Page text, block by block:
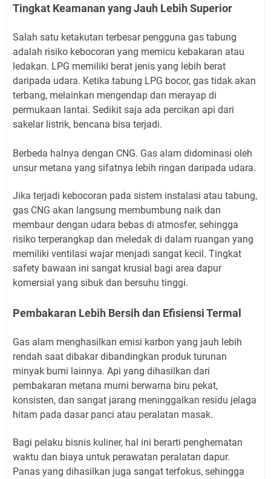
Tingkat Keamanan yang Jauh Lebih Superior
Salah satu ketakutan terbesar pengguna gas tabung
adalah risiko kebocoran yang memicu kebakaran atau
ledakan. LPG memiliki berat jenis yang lebih berat
daripada udara. Ketika tabung LPG bocor, gas tidak akan
terbang, melainkan mengendap dan merayap di
permukaan lantai. Sedikit saja ada percikan api dari
sakelar listrik, bencana bisa terjadi.
Berbeda halnya dengan CNG. Gas alam didominasi oleh
unsur metana yang sifatnya lebih ringan daripada udara.
Jika terjadi kebocoran pada sistem instalasi atau tabung,
gas CNG akan langsung membumbung naik dan
membaur dengan udara bebas di atmosfer, sehingga
risiko terperangkap dan meledak di dalam ruangan yang
memiliki ventilasi wajar menjadi sangat kecil. Tingkat
safety bawaan ini sangat krusial bagi area dapur
komersial yang sibuk dan bersuhu tinggi.
Pembakaran Lebih Bersih dan Efisiensi Termal
Gas alam menghasilkan emisi karbon yang jauh lebih
rendah saat dibakar dibandingkan produk turunan
minyak bumi lainnya. Api yang dihasilkan dari
pembakaran metana murni berwarna biru pekat,
konsisten, dan sangat jarang meninggalkan residu jelaga
hitam pada dasar panci atau peralatan masak.
Bagi pelaku bisnis kuliner, hal ini berarti penghematan
waktu dan biaya untuk perawatan peralatan dapur.
Panas yang dihasilkan juga sangat terfokus, sehingga